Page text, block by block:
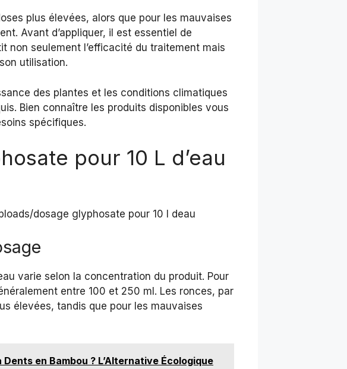
plus élevées, alors que pour les mauvaises
Avant d’appliquer, il est essentiel de
non seulement l’efficacité du traitement mais
utilisation.
des plantes et les conditions climatiques
Bien connaître les produits disponibles vous
spécifiques.
pour 10 L d’eau
varie selon la concentration du produit. Pour
entre 100 et 250 ml. Les ronces, par
élevées, tandis que pour les mauvaises
en Bambou ? L’Alternative Écologique